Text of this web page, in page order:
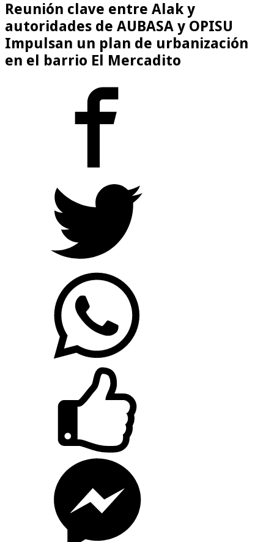
Reunión clave entre Alak y
autoridades de AUBASA y OPISU
Impulsan un plan de urbanización
en el barrio El Mercadito